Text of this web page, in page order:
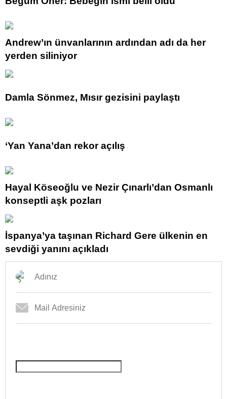
Andrew’ın ünvanlarının ardından adı da her
yerden siliniyor
Damla Sönmez, Mısır gezisini paylaştı
‘Yan Yana’dan rekor açılış
Hayal Köseoğlu ve Nezir Çınarlı’dan Osmanlı
konseptli aşk pozları
İspanya’ya taşınan Richard Gere ülkenin en
sevdiği yanını açıkladı